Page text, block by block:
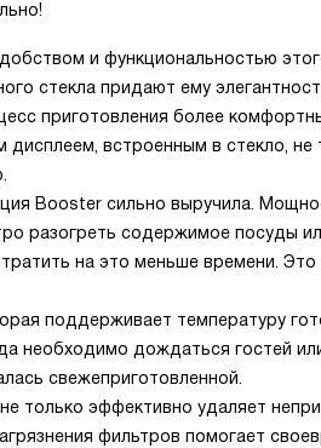
и функциональностью
стекла придают ему
приготовления более
встроенным в стекло, не
Booster сильно выручила.
разогреть содержимое посуды
на это меньше времени.
поддерживает температуру
необходимо дождаться гостей
свежеприготовленной.
только эффективно удаляет
фильтров помогает